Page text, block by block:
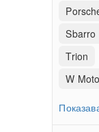
Sbarro
Trion
W